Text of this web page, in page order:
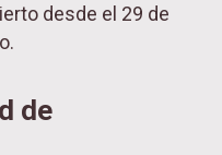
desde el 29 de
de